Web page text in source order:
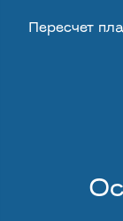
Пересчет